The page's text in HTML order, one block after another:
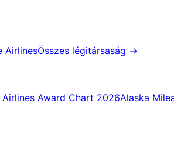
AirlinesÖsszes légitársaság →
Airlines Award Chart 2026Alaska